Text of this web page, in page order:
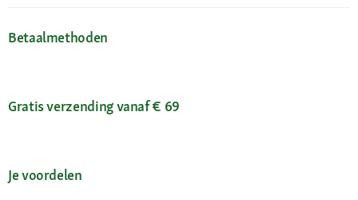
Betaalmethoden
Gratis verzending vanaf € 69
Je voordelen